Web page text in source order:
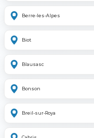
Berre-les-Alpes
Biot
Blausasc
Bonson
Breil-sur-Roya